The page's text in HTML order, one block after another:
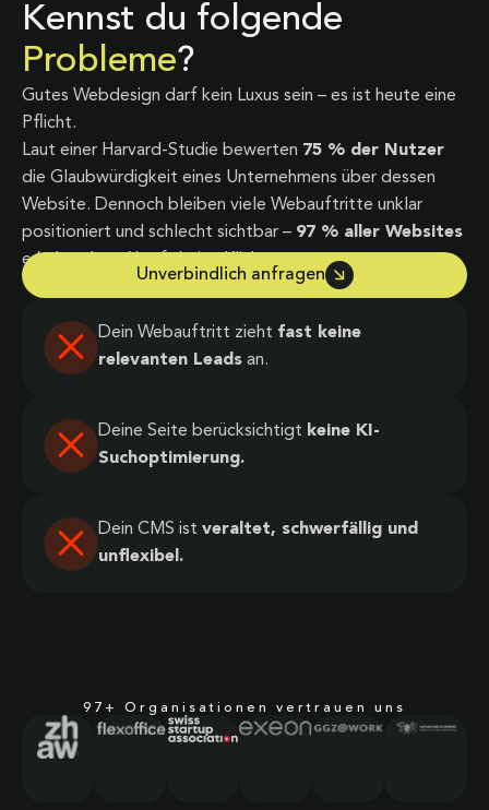
Kennst du folgende
Probleme?
Gutes Webdesign darf kein Luxus sein – es ist heute eine
Pflicht.
Laut einer Harvard-Studie bewerten 75 % der Nutzer
die Glaubwürdigkeit eines Unternehmens über dessen
Website. Dennoch bleiben viele Webauftritte unklar
positioniert und schlecht sichtbar – 97 % aller Websites
erhalten laut Ahrefs keine Klicks.
Unverbindlich anfragen
Dein Webauftritt zieht fast keine
relevanten Leads an.
Deine Seite berücksichtigt keine KI-
Suchoptimierung.
Dein CMS ist veraltet, schwerfällig und
unflexibel.
97+ Organisationen vertrauen uns